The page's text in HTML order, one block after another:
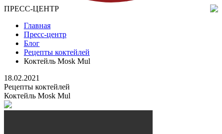
ПРЕСС-ЦЕНТР
Главная
Пресс-центр
Блог
Рецепты коктейлей
Коктейль Mosk Mul
18.02.2021
Рецепты коктейлей
Коктейль Mosk Mul